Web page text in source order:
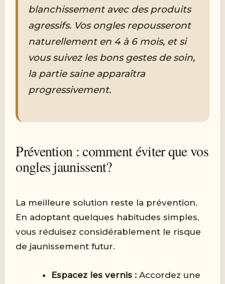
blanchissement avec des produits
agressifs. Vos ongles repousseront
naturellement en 4 à 6 mois, et si
vous suivez les bons gestes de soin,
la partie saine apparaîtra
progressivement.
Prévention : comment éviter que vos
ongles jaunissent?
La meilleure solution reste la prévention.
En adoptant quelques habitudes simples,
vous réduisez considérablement le risque
de jaunissement futur.
Espacez les vernis : Accordez une